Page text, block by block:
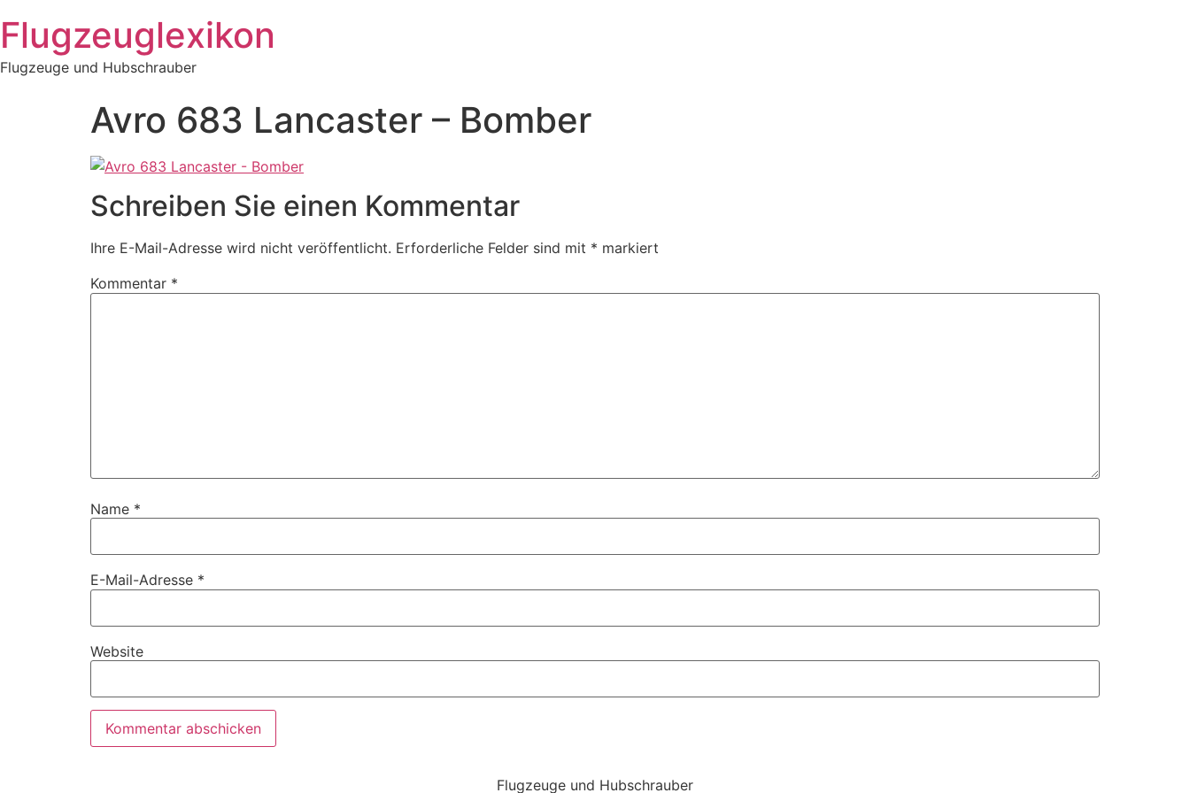
Inhalt
springen
Flugzeuglexikon
Flugzeuge und Hubschrauber
Avro 683 Lancaster – Bomber
Schreiben Sie einen Kommentar
Ihre E-Mail-Adresse wird nicht veröffentlicht. Erforderliche Felder sind mit * markiert
Kommentar *
Name *
E-Mail-Adresse *
Website
Flugzeuge und Hubschrauber